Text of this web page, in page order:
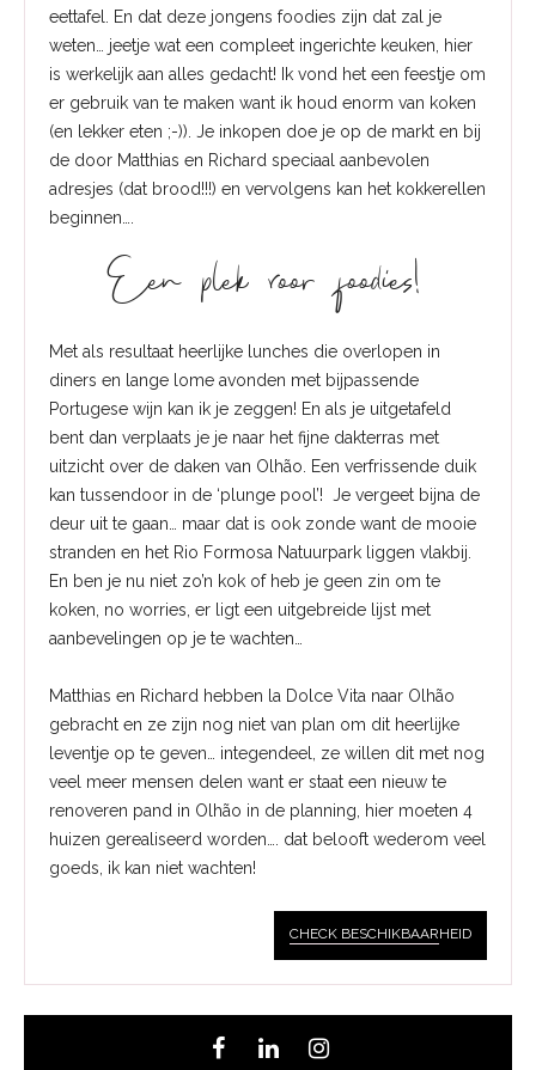
eettafel. En dat deze jongens foodies zijn dat zal je
weten… jeetje wat een compleet ingerichte keuken, hier
is werkelijk aan alles gedacht! Ik vond het een feestje om
er gebruik van te maken want ik houd enorm van koken
(en lekker eten ;-)). Je inkopen doe je op de markt en bij
de door Matthias en Richard speciaal aanbevolen
adresjes (dat brood!!!) en vervolgens kan het kokkerellen
beginnen….
Een plek voor foodies!
Met als resultaat heerlijke lunches die overlopen in
diners en lange lome avonden met bijpassende
Portugese wijn kan ik je zeggen! En als je uitgetafeld
bent dan verplaats je je naar het fijne dakterras met
uitzicht over de daken van Olhão. Een verfrissende duik
kan tussendoor in de ‘plunge pool’! Je vergeet bijna de
deur uit te gaan… maar dat is ook zonde want de mooie
stranden en het Rio Formosa Natuurpark liggen vlakbij.
En ben je nu niet zo’n kok of heb je geen zin om te
koken, no worries, er ligt een uitgebreide lijst met
aanbevelingen op je te wachten…
Matthias en Richard hebben la Dolce Vita naar Olhão
gebracht en ze zijn nog niet van plan om dit heerlijke
leventje op te geven… integendeel, ze willen dit met nog
veel meer mensen delen want er staat een nieuw te
renoveren pand in Olhão in de planning, hier moeten 4
huizen gerealiseerd worden…. dat belooft wederom veel
goeds, ik kan niet wachten!
CHECK BESCHIKBAARHEID